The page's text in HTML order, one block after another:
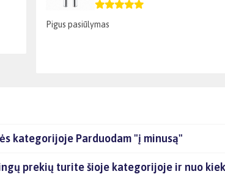
Pigus pasiūlymas
kategorijoje Parduodam "į minusą"
prekių turite šioje kategorijoje ir nuo